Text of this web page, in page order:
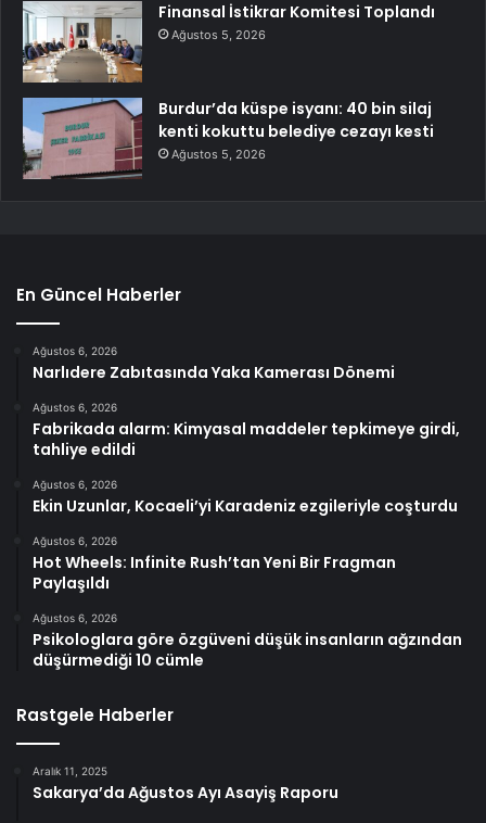
Finansal İstikrar Komitesi Toplandı
Ağustos 5, 2026
Burdur’da küspe isyanı: 40 bin silaj
kenti kokuttu belediye cezayı kesti
Ağustos 5, 2026
En Güncel Haberler
Ağustos 6, 2026
Narlıdere Zabıtasında Yaka Kamerası Dönemi
Ağustos 6, 2026
Fabrikada alarm: Kimyasal maddeler tepkimeye girdi,
tahliye edildi
Ağustos 6, 2026
Ekin Uzunlar, Kocaeli’yi Karadeniz ezgileriyle coşturdu
Ağustos 6, 2026
Hot Wheels: Infinite Rush’tan Yeni Bir Fragman
Paylaşıldı
Ağustos 6, 2026
Psikologlara göre özgüveni düşük insanların ağzından
düşürmediği 10 cümle
Rastgele Haberler
Aralık 11, 2025
Sakarya’da Ağustos Ayı Asayiş Raporu